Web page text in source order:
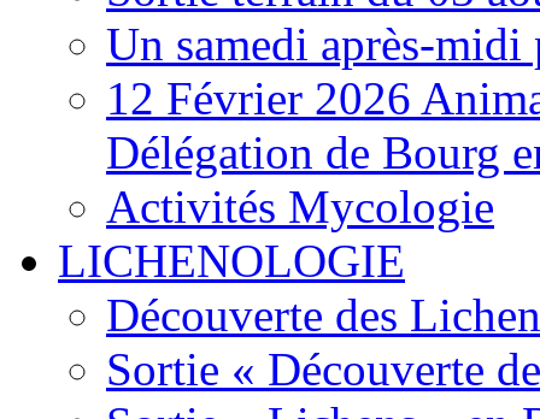
Un samedi après-
12 Février 2026
Délégation de Bourg
Activités Mycologie
LICHENOLOGIE
Découverte des
Sortie « Découverte